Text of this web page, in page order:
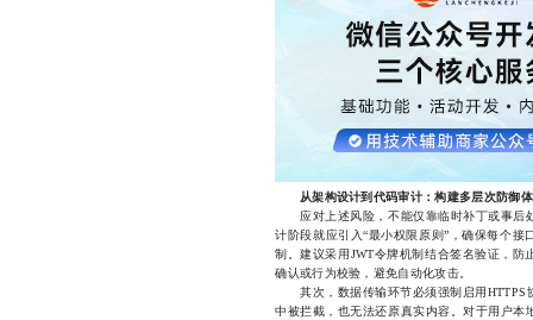
从架构设计到代码审计：构建多层次防御
应对上述风险，不能仅靠临时补丁或事后
计阶段就应引入“最小权限原则”，确保每个
制。建议采用JWT令牌机制结合签名验证，
确认或行为校验，避免自动化攻击。
其次，数据传输环节必须强制启用HTTPS
中被拦截，也无法还原真实内容。对于用户